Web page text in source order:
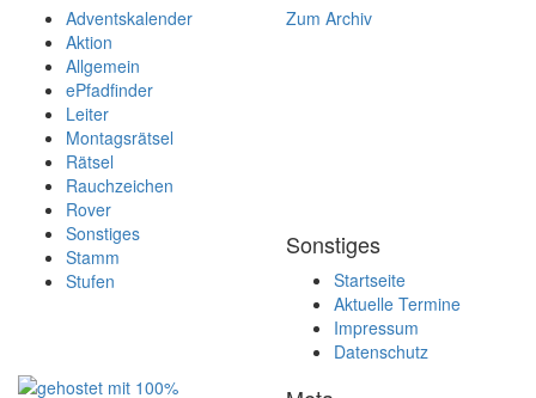
Adventskalender
Aktion
Allgemein
ePfadfinder
Leiter
Montagsrätsel
Rätsel
Rauchzeichen
Rover
Sonstiges
Stamm
Stufen
Zum Archiv
Sonstiges
Startseite
Aktuelle Termine
Impressum
Datenschutz